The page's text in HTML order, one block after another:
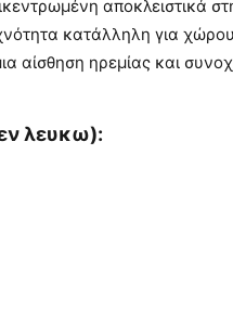
αποκλειστικά
κατάλληλη για
αίσθηση ηρεμίας και
λευκω):